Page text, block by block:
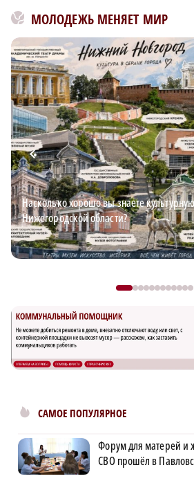
МОЛОДЕЖЬ МЕНЯЕТ МИР
Насколько хорошо вы знаете
Нижегородской области?
САМОЕ ПОПУЛЯРНОЕ
Форум для матерей и
СВО прошёл в